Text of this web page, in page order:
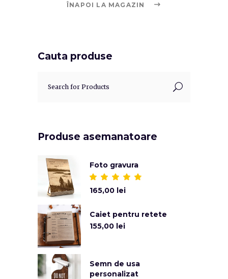
ÎNAPOI LA MAGAZIN
Cauta produse
for:
Produse asemanatoare
Foto gravura
5.00
165,00 lei
Caiet pentru retete
155,00 lei
Semn de usa
personalizat